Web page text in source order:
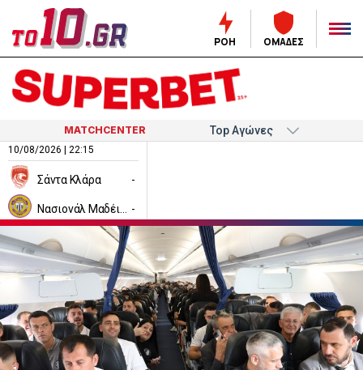
ΡΟΗ ΟΜΑΔΕΣ
MATCHCENTER
10/08/2026 | 22:15
Σάντα Κλάρα -
-